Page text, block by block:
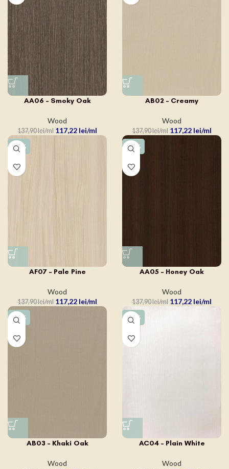
AA06 – Smoky Oak
Wood
137,90lei 117,22 lei
AB02 – Creamy
Wood
137,90lei 117,22 lei
-15%
AF07 – Pale Pine
Wood
137,90lei 117,22 lei
-15%
AA05 – Honey Oak
Wood
137,90lei 117,22 lei
-15%
AB03 – Khaki Oak
Wood
-15%
AC04 – Plain White
Wood